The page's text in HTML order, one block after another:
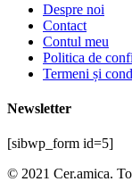
Despre noi
Contact
Contul meu
Politica de
Termeni și
Newsletter
[sibwp_form id=5]
© 2021 Cer.amica.